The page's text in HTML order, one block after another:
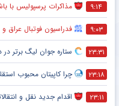
۹:۱۴ مذاکرات پرسپولیس با
۹:۰۳ فدراسیون فوتبال عراق و
۲۳:۳۱ ستاره جوان لیگ برتر
۲۳:۱۸ چرا کاپیتان محبوب
۲۳:۱۱ اقدام جدید نقل و